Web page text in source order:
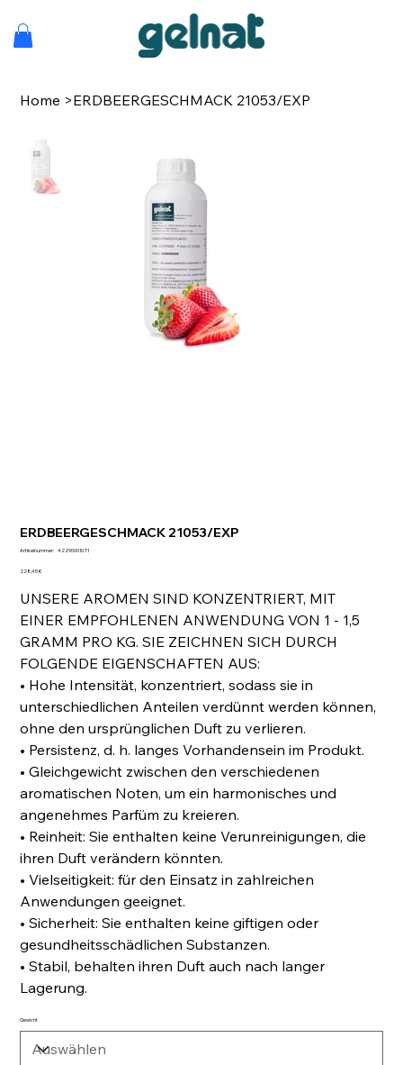
Home >ERDBEERGESCHMACK 21053/EXP
ERDBEERGESCHMACK 21053/EXP
Artikelnummer:
Artikelnummer:
422900010.T1
Preis
228,45 €
UNSERE AROMEN SIND KONZENTRIERT, MIT
EINER EMPFOHLENEN ANWENDUNG VON 1 - 1,5
GRAMM PRO KG. SIE ZEICHNEN SICH DURCH
FOLGENDE EIGENSCHAFTEN AUS:
• Hohe Intensität, konzentriert, sodass sie in
unterschiedlichen Anteilen verdünnt werden können,
ohne den ursprünglichen Duft zu verlieren.
• Persistenz, d. h. langes Vorhandensein im Produkt.
• Gleichgewicht zwischen den verschiedenen
aromatischen Noten, um ein harmonisches und
angenehmes Parfüm zu kreieren.
• Reinheit: Sie enthalten keine Verunreinigungen, die
ihren Duft verändern könnten.
• Vielseitigkeit: für den Einsatz in zahlreichen
Anwendungen geeignet.
• Sicherheit: Sie enthalten keine giftigen oder
gesundheitsschädlichen Substanzen.
• Stabil, behalten ihren Duft auch nach langer
Lagerung.
Gewicht